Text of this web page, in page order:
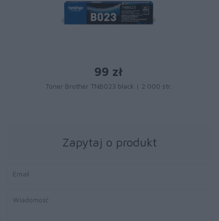
99 zł
Toner Brother TNB023 black | 2 000 str.
Zapytaj o produkt